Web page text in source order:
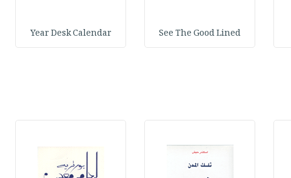
See The Good Lined
Year Desk Calendar